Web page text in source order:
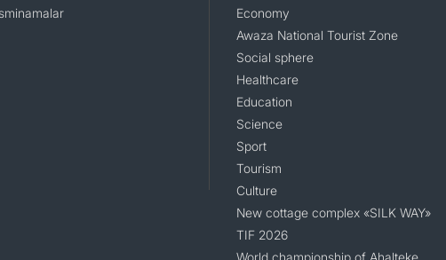
Economy
Awaza National Tourist Zone
Social sphere
Healthcare
Education
Science
Sport
Tourism
Culture
New cottage complex «SILK WAY»
TIF 2026